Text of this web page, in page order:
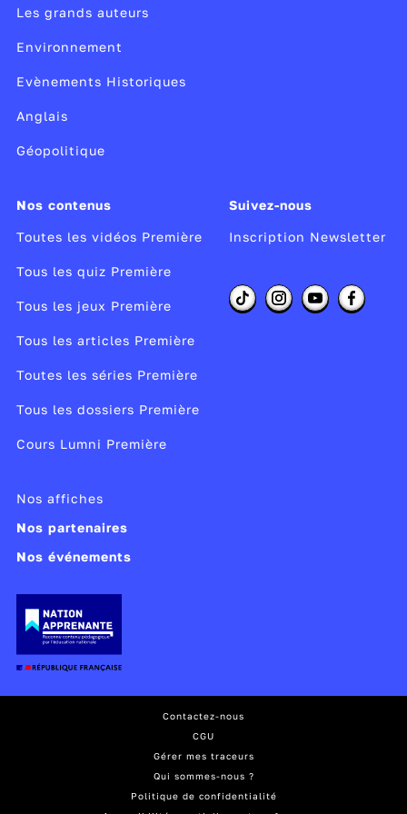
Les grands auteurs
Environnement
Evènements Historiques
Anglais
Géopolitique
Nos contenus
Toutes les vidéos Première
Tous les quiz Première
Tous les jeux Première
Tous les articles Première
Toutes les séries Première
Tous les dossiers Première
Cours Lumni Première
Suivez-nous
Inscription Newsletter
Nos affiches
Nos partenaires
Nos événements
Contactez-nous
CGU
Gérer mes traceurs
Qui sommes-nous ?
Politique de confidentialité